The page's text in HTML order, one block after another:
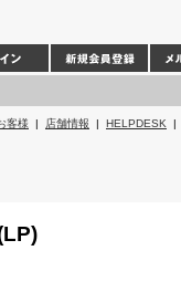
客様 | 店舗情報 | HELPDESK |